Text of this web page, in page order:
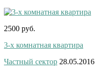
2500 руб.
3-х комнатная квартира
Частный сектор 28.05.2016